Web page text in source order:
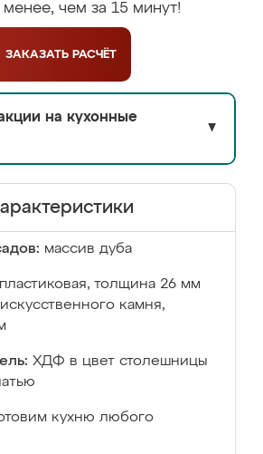
чем за 15 минут!
ЗАКАЗАТЬ РАСЧЁТ
на кухонные
▼
массив дуба
пластиковая, толщина 26 мм
камня,
ХДФ в цвет столешницы
кухню любого